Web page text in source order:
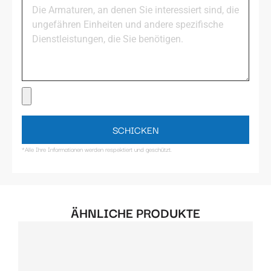
SCHICKEN
*Alle Ihre Informationen werden respektiert und geschützt.
ÄHNLICHE PRODUKTE